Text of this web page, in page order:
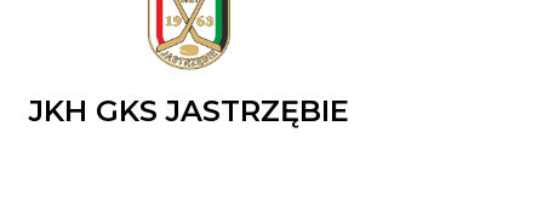
JKH GKS JASTRZĘBIE